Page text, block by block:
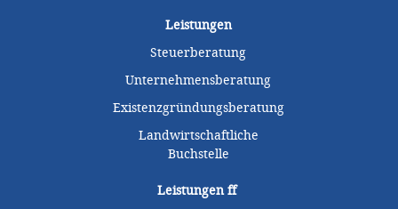
Leistungen
Steuerberatung
Unternehmensberatung
Existenzgründungsberatung
Landwirtschaftliche
Buchstelle
Leistungenff